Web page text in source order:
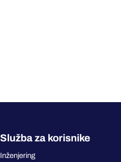
Služba za korisnike
Inženjering